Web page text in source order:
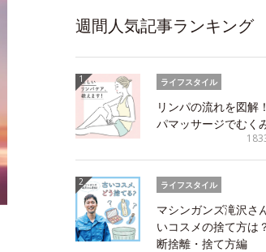
週間人気記事ランキング
ライフスタイル
リンパの流れを図解
パマッサージでむく
ライフスタイル
マシンガンズ滝沢さ
いコスメの捨て方は
断捨離・捨て方編